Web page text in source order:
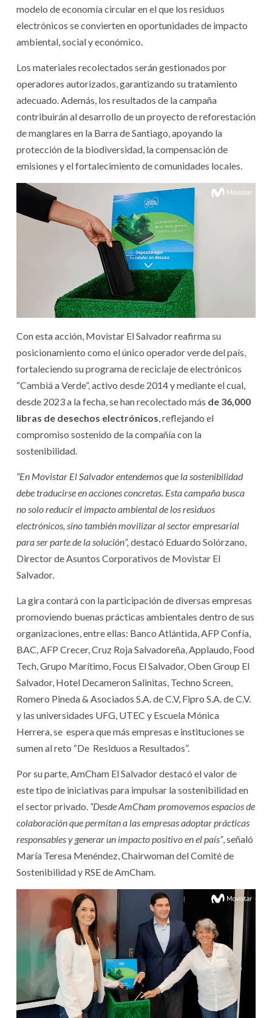
modelo de economía circular en el que los residuos
electrónicos se convierten en oportunidades de impacto
ambiental, social y económico.
Los materiales recolectados serán gestionados por
operadores autorizados, garantizando su tratamiento
adecuado. Además, los resultados de la campaña
contribuirán al desarrollo de un proyecto de reforestación
de manglares en la Barra de Santiago, apoyando la
protección de la biodiversidad, la compensación de
emisiones y el fortalecimiento de comunidades locales.
Con esta acción, Movistar El Salvador reafirma su
posicionamiento como el único operador verde del país,
fortaleciendo su programa de reciclaje de electrónicos
“Cambiá a Verde”, activo desde 2014 y mediante el cual,
desde 2023 a la fecha, se han recolectado más de 36,000
libras de desechos electrónicos, reflejando el
compromiso sostenido de la compañía con la
sostenibilidad.
“En Movistar El Salvador entendemos que la sostenibilidad
debe traducirse en acciones concretas. Esta campaña busca
no solo reducir el impacto ambiental de los residuos
electrónicos, sino también movilizar al sector empresarial
para ser parte de la solución”, destacó Eduardo Solórzano,
Director de Asuntos Corporativos de Movistar El
Salvador.
La gira contará con la participación de diversas empresas
promoviendo buenas prácticas ambientales dentro de sus
organizaciones, entre ellas: Banco Atlántida, AFP Confía,
BAC, AFP Crecer, Cruz Roja Salvadoreña, Applaudo, Food
Tech, Grupo Marítimo, Focus El Salvador, Oben Group El
Salvador, Hotel Decameron Salinitas, Techno Screen,
Romero Pineda & Asociados S.A. de C.V, Fipro S.A. de C.V.
y las universidades UFG, UTEC y Escuela Mónica
Herrera, se espera que más empresas e instituciones se
sumen al reto “De Residuos a Resultados”.
Por su parte, AmCham El Salvador destacó el valor de
este tipo de iniciativas para impulsar la sostenibilidad en
el sector privado. “Desde AmCham promovemos espacios de
colaboración que permitan a las empresas adoptar prácticas
responsables y generar un impacto positivo en el país”, señaló
María Teresa Menéndez, Chairwoman del Comité de
Sostenibilidad y RSE de AmCham.